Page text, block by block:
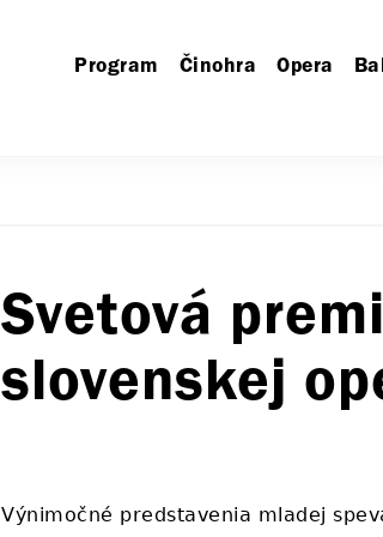
Svetová
slovenskej
Program Činohra Opera
Výnimočné predstavenia mladej